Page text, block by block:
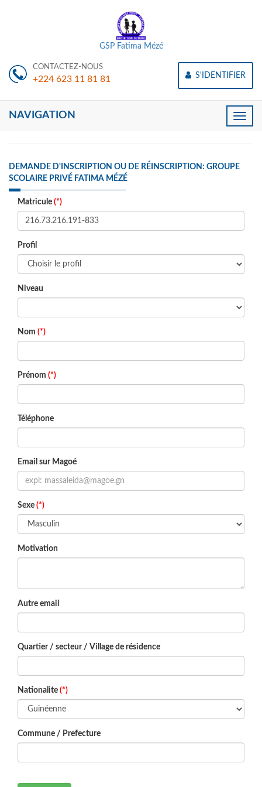
GSP Fatima Mézé
CONTACTEZ-NOUS
+224 623 11 81 81 S'IDENTIFIER
Toggle
NAVIGATION
DEMANDE D'INSCRIPTION OU DE RÉINSCRIPTION: GROUPE
SCOLAIRE PRIVÉ FATIMA MÉZÉ
Matricule (*)
Profil
Niveau
Nom (*)
Prénom (*)
Téléphone
Email sur Magoé
Sexe (*)
Motivation
Autre email
Quartier / secteur / Village de résidence
Nationalite (*)
Commune / Prefecture